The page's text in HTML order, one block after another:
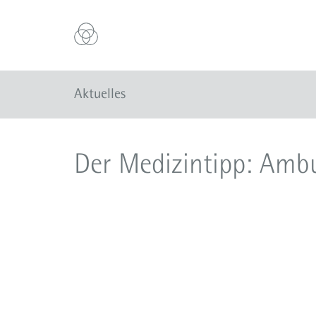
Aktuelles
Der Medizintipp: